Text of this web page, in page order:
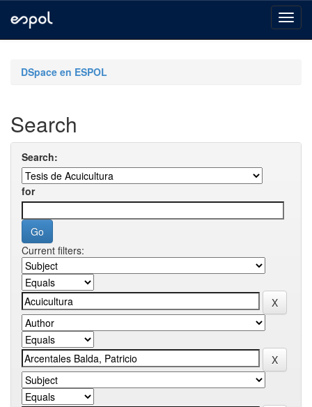
navigationDSpace en ESPOL
Search
Search:
for
Current filters: